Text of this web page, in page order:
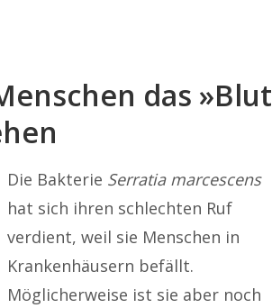
das »Blut
Die Bakterie Serratia marcescens
hat sich ihren schlechten Ruf
verdient, weil sie Menschen in
Krankenhäusern befällt.
Möglicherweise ist sie aber noch